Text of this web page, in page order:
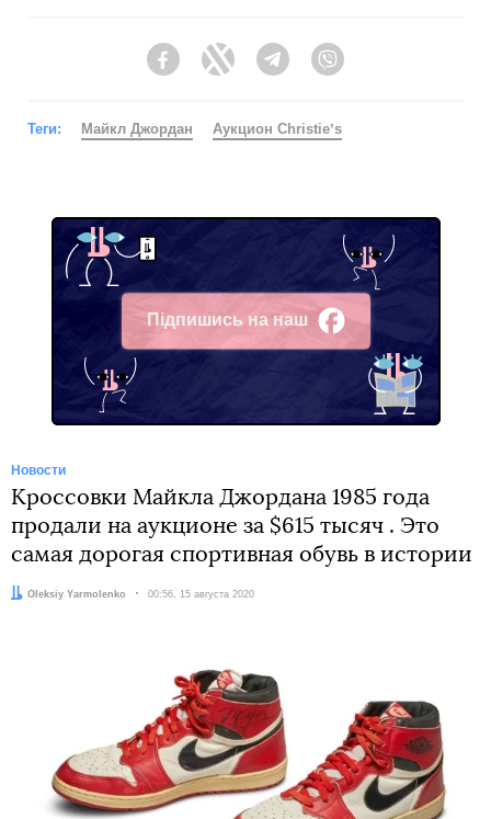
FacebookTwitter Telegram
Теги: Майкл Джордан Аукцион Christieʼs
Підпишись на наш
Facebook
Новости
Кроссовки Майкла Джордана 1985 года
продали на аукционе за $615 тысяч . Это
самая дорогая спортивная обувь в истории
Автор:
Oleksiy Yarmolenko Дата:
00:56, 15 августа 2020